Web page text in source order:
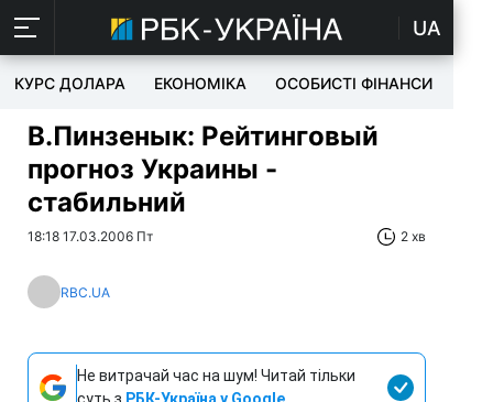
UA
КУРС ДОЛАРА ЕКОНОМІКА ОСОБИСТІ ФІНАНСИ
В.Пинзенык: Рейтинговый
прогноз Украины -
стабильний
18:18 17.03.2006 Пт 2 хв
RBC.UA
Не витрачай час на шум! Читай тільки